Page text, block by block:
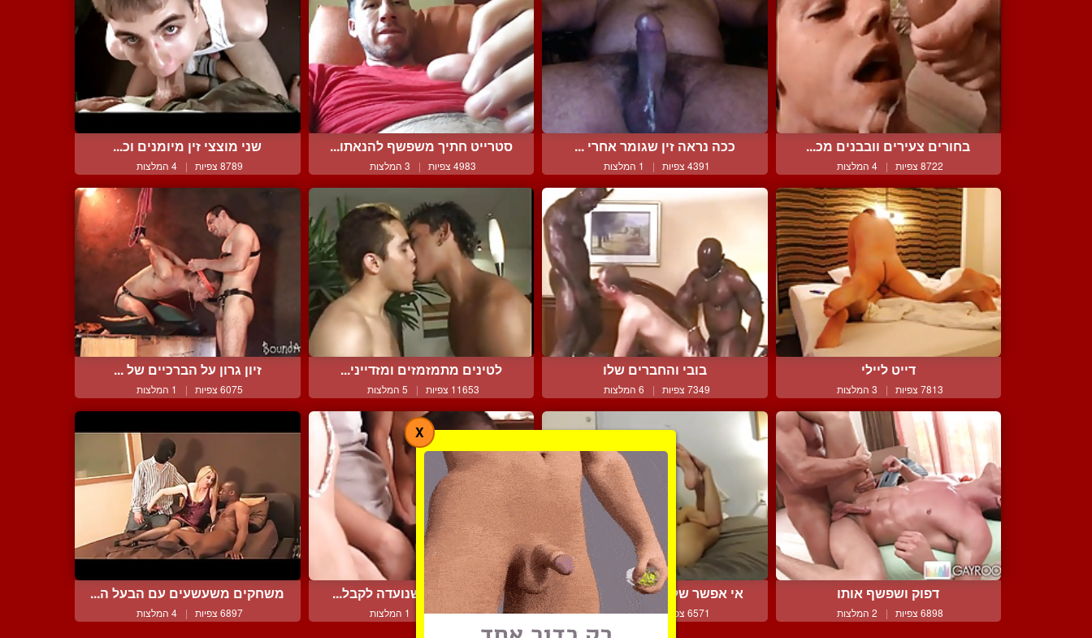
בחורים צעירים וובבנים מכ...
8722 צפיות | 4 המלצות
ככה נראה זין שגומר אחרי ...
4391 צפיות | 1 המלצות
סטרייט חתיך משפשף להנאתו...
4983 צפיות | 3 המלצות
שני מוצצי זין מיומנים וכ...
8789 צפיות | 4 המלצות
דייט ליילי
7813 צפיות | 3 המלצות
בובי והחברים שלו
7349 צפיות | 6 המלצות
לטינים מתמזמזים ומזדייני...
11653 צפיות | 5 המלצות
זיון גרון על הברכיים של ...
6075 צפיות | 1 המלצות
דפוק ושפשף אותו
6898 צפיות | 2 המלצות
אי אפשר שלא לאהוב את הטו...
6571 צפיות | 3 המלצות
שרמוטה זכרית שנועדה לקבל...
7787 צפיות | 1 המלצות
משחקים משעשעים עם הבעל ה...
6897 צפיות | 4 המלצות
X